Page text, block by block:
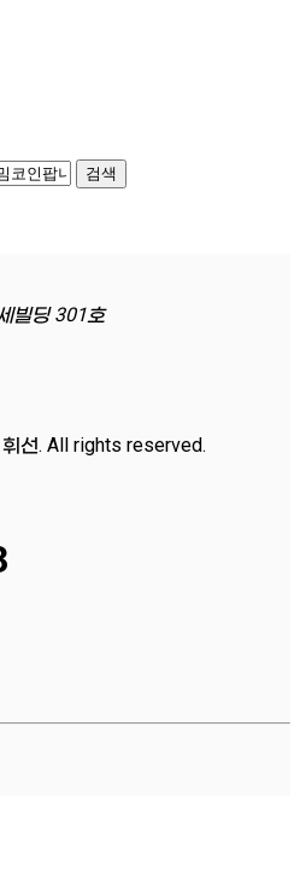
검색
빌딩 301호
선. All rights reserved.